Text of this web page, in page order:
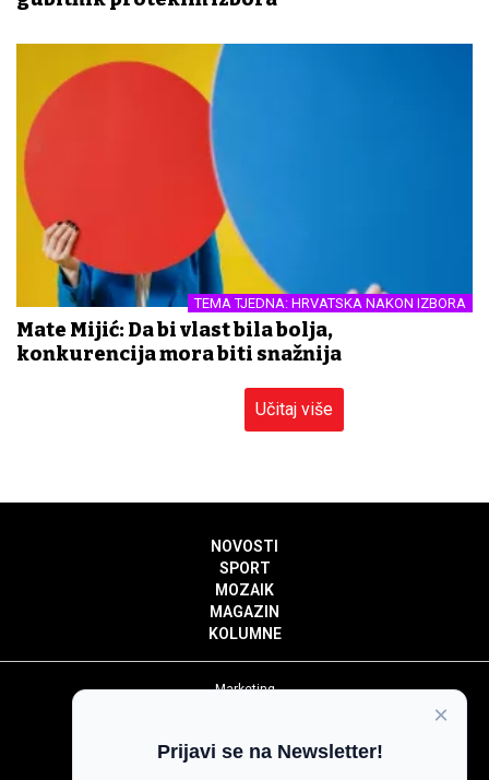
TEMA TJEDNA: HRVATSKA NAKON IZBORA
Mate Mijić: Da bi vlast bila bolja,
konkurencija mora biti snažnija
Učitaj više
NOVOSTI
SPORT
MOZAIK
MAGAZIN
KOLUMNE
Marketing
Impressum
×
Prijavi se na Newsletter!